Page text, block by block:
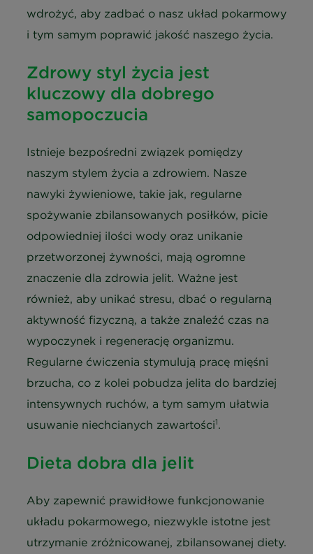
wdrożyć, aby zadbać o nasz układ pokarmowy
i tym samym poprawić jakość naszego życia.
Zdrowy styl życia jest
kluczowy dla dobrego
samopoczucia
Istnieje bezpośredni związek pomiędzy
naszym stylem życia a zdrowiem. Nasze
nawyki żywieniowe, takie jak, regularne
spożywanie zbilansowanych posiłków, picie
odpowiedniej ilości wody oraz unikanie
przetworzonej żywności, mają ogromne
znaczenie dla zdrowia jelit. Ważne jest
również, aby unikać stresu, dbać o regularną
aktywność fizyczną, a także znaleźć czas na
wypoczynek i regenerację organizmu.
Regularne ćwiczenia stymulują pracę mięśni
brzucha, co z kolei pobudza jelita do bardziej
intensywnych ruchów, a tym samym ułatwia
usuwanie niechcianych zawartości1.
Dieta dobra dla jelit
Aby zapewnić prawidłowe funkcjonowanie
układu pokarmowego, niezwykle istotne jest
utrzymanie zróżnicowanej, zbilansowanej diety.